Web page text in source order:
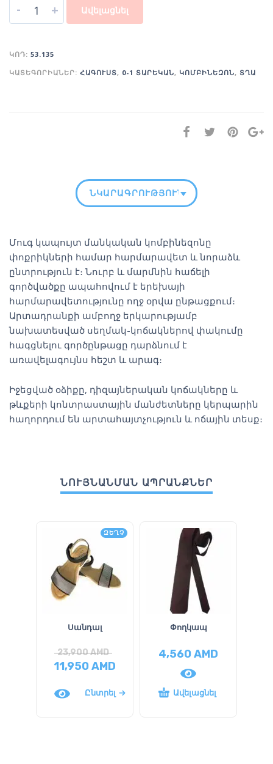
- + Ավելացնել
ԿՈԴ: 53.135
ԿԱՏԵԳՈՐԻԱՆԵՐ: ՀԱԳՈՒՍՏ, 0-1 ՏԱՐԵԿԱՆ, ԿՈՄԲԻՆԵԶՈՆ, ՏՂԱ
ՆԿԱՐԱԳՐՈՒԹՅՈՒՆ
Մուգ կապույտ մանկական կոմբինեզոնը
փոքրիկների համար հարմարավետ և նորաձև
ընտրություն է։ Նուրբ և մարմնին հաճելի
գործվածքը ապահովում է երեխայի
հարմարավետությունը ողջ օրվա ընթացքում։
Արտադրանքի ամբողջ երկարությամբ
նախատեսված սեղմակ-կոճակներով փակումը
հագցնելու գործընթացը դարձնում է
առավելագույնս հեշտ և արագ։
Իջեցված օձիքը, դիզայներական կոճակները և
թևքերի կոնտրաստային մանժետները կերպարին
հաղորդում են արտահայտչություն և ոճային տեսք։
ՆՈՒՅՆԱՆՄԱՆ ԱՊՐԱՆՔՆԵՐ
ԶԵՂՉ
Սանդալ
23,900AMD
11,950AMD
Ընտրել
Փողկապ
4,560AMD
Ավելացնել